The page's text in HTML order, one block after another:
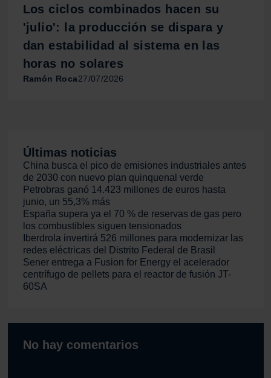
Los ciclos combinados hacen su
'julio': la producción se dispara y
dan estabilidad al sistema en las
horas no solares
Ramón Roca27/07/2026
No hay comentarios
Últimas noticias
China busca el pico de emisiones industriales antes
de 2030 con nuevo plan quinquenal verde
Petrobras ganó 14.423 millones de euros hasta
junio, un 55,3% más
España supera ya el 70 % de reservas de gas pero
los combustibles siguen tensionados
Iberdrola invertirá 526 millones para modernizar las
redes eléctricas del Distrito Federal de Brasil
Sener entrega a Fusion for Energy el acelerador
centrífugo de pellets para el reactor de fusión JT-
60SA